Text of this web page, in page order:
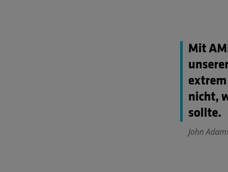
Mit
nicht,
sollte.
John